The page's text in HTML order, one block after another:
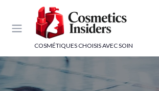
COSMÉTIQUES CHOISIS AVEC SOIN
Panneau de gestion des cookies